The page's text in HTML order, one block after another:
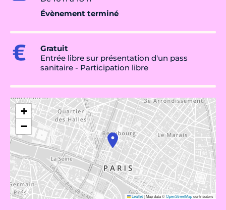
Évènement terminé
Gratuit
Entrée libre sur présentation d'un pass
sanitaire - Participation libre
+
−
Leaflet|Map data ©OpenStreetMapcontributors